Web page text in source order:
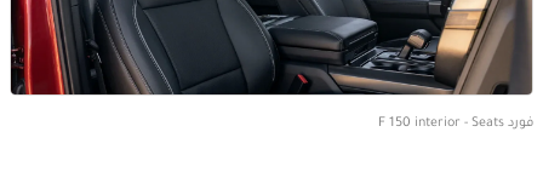
فورد F 150 interior - Seats